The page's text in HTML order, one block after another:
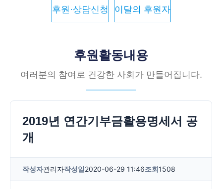
후원·상담신청 이달의 후원자
후원활동내용
여러분의 참여로 건강한 사회가 만들어집니다.
2019년 연간기부금활용명세서 공
개
작성자관리자작성일2020-06-29 11:46조회1508